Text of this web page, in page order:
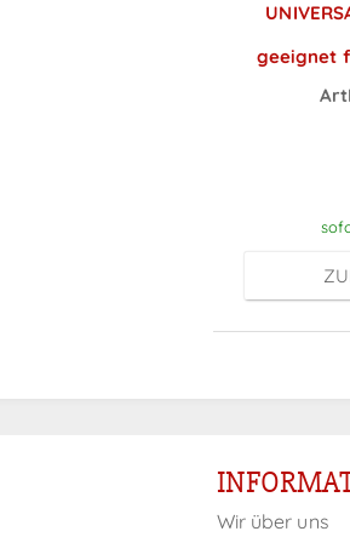
geeignet
Wir über uns